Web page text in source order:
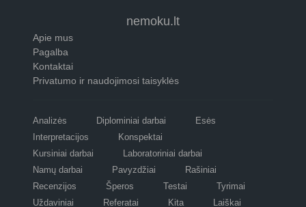
nemoku.lt
Apie mus
Pagalba
Kontaktai
Privatumo ir naudojimosi taisyklės
Analizės Diplominiai darbai
Esės
Interpretacijos
Konspektai
Kursiniai darbai
Laboratoriniai darbai
Namų darbai
Pavyzdžiai
Rašiniai
Recenzijos
Šperos Testai
Tyrimai
Uždaviniai
Referatai Kita Laiškai